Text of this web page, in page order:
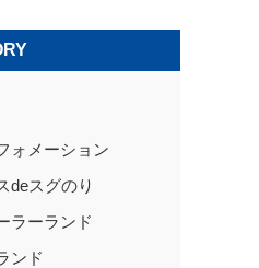
ォメーション
deスグのり
ラーランド
ンド